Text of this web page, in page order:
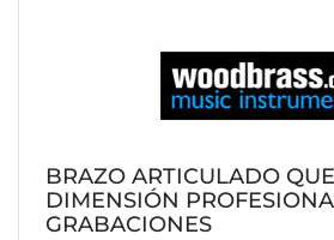
BRAZO ARTICULADO
DIMENSIÓN
GRABACIONES